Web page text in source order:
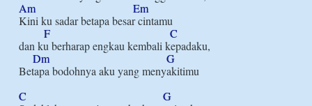
Am
Em
Kini ku sadar betapa besar cintamu
F
C
dan ku berharap engkau kembali kepadaku,
Dm
G
Betapa bodohnya aku yang menyakitimu
C
G